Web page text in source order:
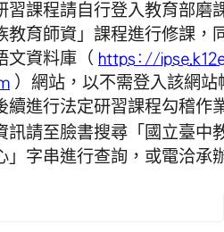
習課程請自行登入教育部磨
教育師資」課程進行修課
文資料庫（ https://
）網站，以不需登入該網
續進行法定研習課程勾稽作
訊請至臉書搜尋「國立臺中
」字串進行查詢，或電洽承